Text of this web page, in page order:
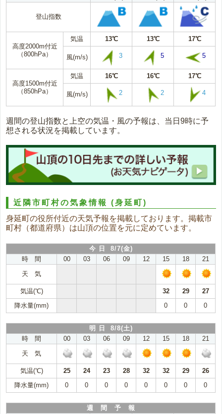
登山指数
高度2000m付近
（800hPa）
気温 13℃ 13℃ 17℃
風(m/s) 3 5 5
高度1500m付近
（850hPa）
気温 16℃ 16℃ 17℃
風(m/s) 2 2 4
週間の登山指数と上空の気温・風の予報は、当日9時に予
想される状況を掲載しています。
近隣市町村の気象情報(身延町)
身延町の役所付近の天気予報を掲載しております。掲載市
町村（都道府県）は山頂の位置を元に定めています。
今 日 8/7(金)
時 間
00 03 06 09 12 15 18
21
天 気
気温(℃) 32 29
27
降水量(mm)
0 0 0
明 日 8/8(土)
時 間
00 03 06 09 12 15 18
21
天 気
気温(℃) 25 24 23 28 32 32 29
26
降水量(mm)
0 0 0 0 0 0 0 0
週 間 予 報